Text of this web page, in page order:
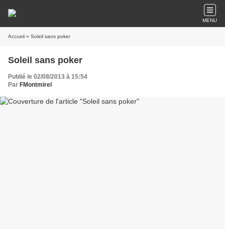
MENU
Accueil » Soleil sans poker
Soleil sans poker
Publié le 02/08/2013 à 15:54
Par FMontmirel